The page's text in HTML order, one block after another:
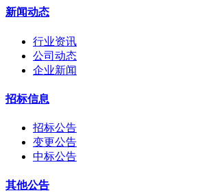
新闻动态
行业资讯
公司动态
企业新闻
招标信息
招标公告
变更公告
中标公告
其他公告